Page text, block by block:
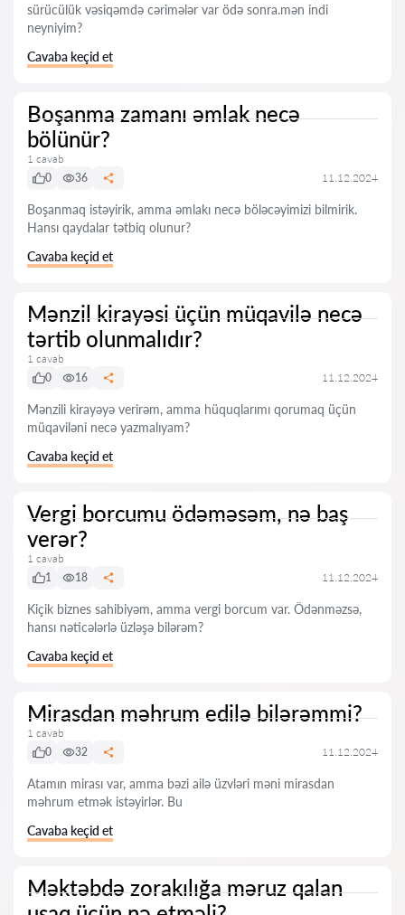
sürücülük vəsiqəmdə cərimələr var ödə sonra.mən indi
neyniyim?
Cavaba keçid et
Boşanma zamanı əmlak necə
bölünür?
1 cavab
0
36 11.12.2024
Boşanmaq istəyirik, amma əmlakı necə böləcəyimizi bilmirik.
Hansı qaydalar tətbiq olunur?
Cavaba keçid et
Mənzil kirayəsi üçün müqavilə necə
tərtib olunmalıdır?
1 cavab
0
16 11.12.2024
Mənzili kirayəyə verirəm, amma hüquqlarımı qorumaq üçün
müqaviləni necə yazmalıyam?
Cavaba keçid et
Vergi borcumu ödəməsəm, nə baş
verər?
1 cavab
1
18 11.12.2024
Kiçik biznes sahibiyəm, amma vergi borcum var. Ödənməzsə,
hansı nəticələrlə üzləşə bilərəm?
Cavaba keçid et
Mirasdan məhrum edilə bilərəmmi?
1 cavab
0
32 11.12.2024
Atamın mirası var, amma bəzi ailə üzvləri məni mirasdan
məhrum etmək istəyirlər. Bu
Cavaba keçid et
Məktəbdə zorakılığa məruz qalan